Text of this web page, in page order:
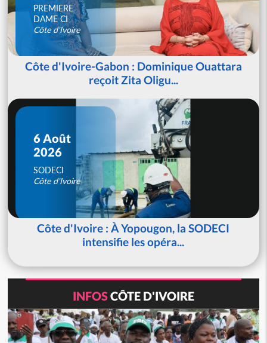
PREMIERE
DAME CI
Côte d'Ivoire
Côte d'Ivoire-Gabon : Dominique Ouattara
reçoit Zita Oligu...
6 Août
2026
SODECI
Côte d'Ivoire
Côte d'Ivoire : À Yopougon, la SODECI
intensifie les opéra...
INFOSCÔTE D'IVOIRE